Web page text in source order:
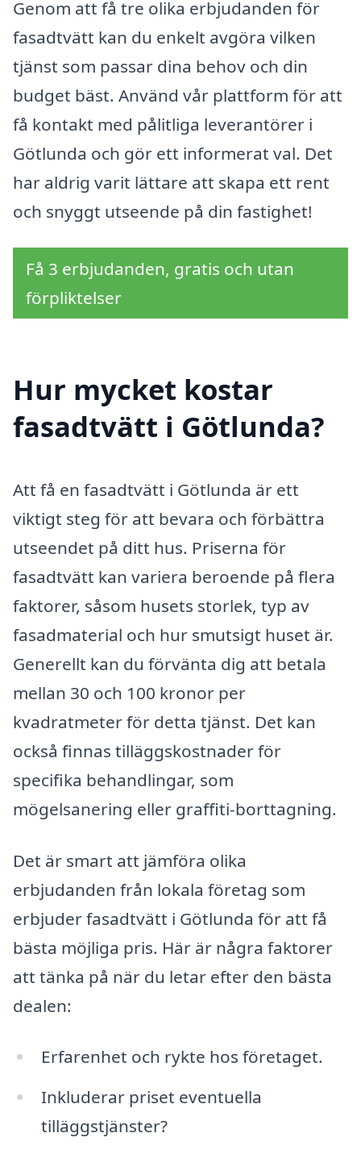
Genom att få tre olika erbjudanden för
fasadtvätt kan du enkelt avgöra vilken
tjänst som passar dina behov och din
budget bäst. Använd vår plattform för att
få kontakt med pålitliga leverantörer i
Götlunda och gör ett informerat val. Det
har aldrig varit lättare att skapa ett rent
och snyggt utseende på din fastighet!
Få 3 erbjudanden, gratis och utan
förpliktelser
Hur mycket kostar
fasadtvätt i Götlunda?
Att få en fasadtvätt i Götlunda är ett
viktigt steg för att bevara och förbättra
utseendet på ditt hus. Priserna för
fasadtvätt kan variera beroende på flera
faktorer, såsom husets storlek, typ av
fasadmaterial och hur smutsigt huset är.
Generellt kan du förvänta dig att betala
mellan 30 och 100 kronor per
kvadratmeter för detta tjänst. Det kan
också finnas tilläggskostnader för
specifika behandlingar, som
mögelsanering eller graffiti-borttagning.
Det är smart att jämföra olika
erbjudanden från lokala företag som
erbjuder fasadtvätt i Götlunda för att få
bästa möjliga pris. Här är några faktorer
att tänka på när du letar efter den bästa
dealen:
Erfarenhet och rykte hos företaget.
Inkluderar priset eventuella
tilläggstjänster?